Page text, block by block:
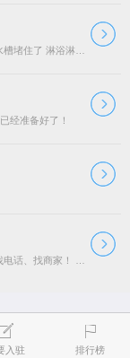
经准备好了！
入驻 排行榜